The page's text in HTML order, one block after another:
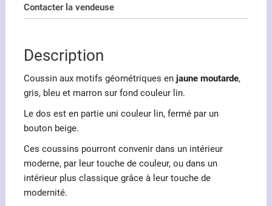
marron
Contacter la vendeuse
Description
Coussin aux motifs géométriques en jaune moutarde,
gris, bleu et marron sur fond couleur lin.
Le dos est en partie uni couleur lin, fermé par un
bouton beige.
Ces coussins pourront convenir dans un intérieur
moderne, par leur touche de couleur, ou dans un
intérieur plus classique grâce à leur touche de
modernité.